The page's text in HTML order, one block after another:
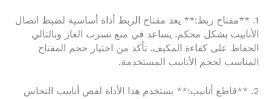
1. **مفتاح ربط:** يعد مفتاح الربط أداة أساسية لضبط اتصال
الأنابيب بشكل محكم. يساعد في منع تسرب الغاز وبالتالي
الحفاظ على كفاءة المكيف. تأكد من اختيار حجم المفتاح
المناسب لحجم الأنابيب المستخدمة.
2. **قاطع أنابيب:** يستخدم هذا الأداة لقص أنابيب النحاس